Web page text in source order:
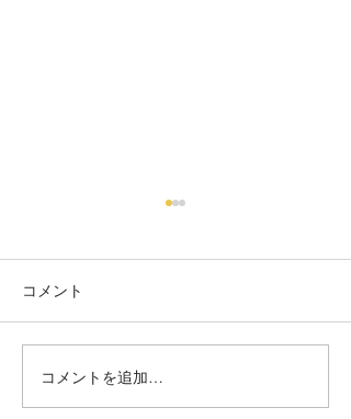
共に良いコーチングの時
間を過ごすためにしって
コメント
コメントを追加…